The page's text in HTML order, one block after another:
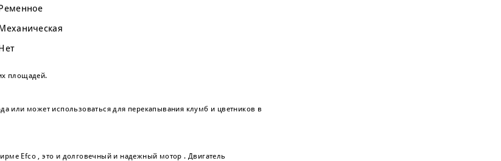
площадей.
или может использоваться для перекапывания клумб и цветников в
Efco , это и долговечный и надежный мотор . Двигатель